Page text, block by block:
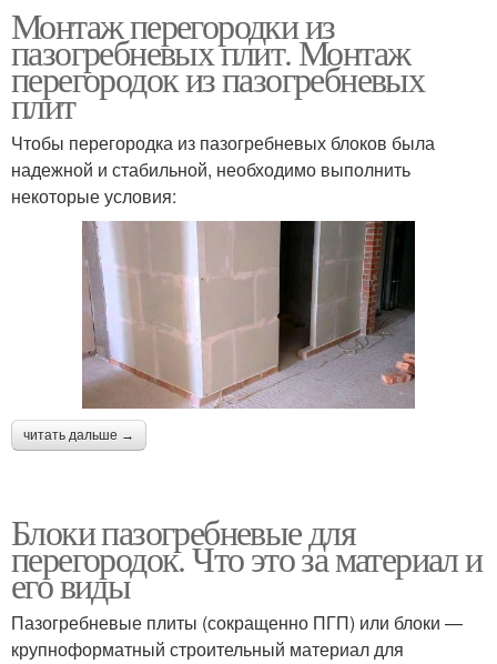
Монтаж перегородки из
пазогребневых плит. Монтаж
перегородок из пазогребневых
плит
Чтобы перегородка из пазогребневых блоков была
надежной и стабильной, необходимо выполнить
некоторые условия:
читать дальше →
Блоки пазогребневые для
перегородок. Что это за материал и
его виды
Пазогребневые плиты (сокращенно ПГП) или блоки —
крупноформатный строительный материал для